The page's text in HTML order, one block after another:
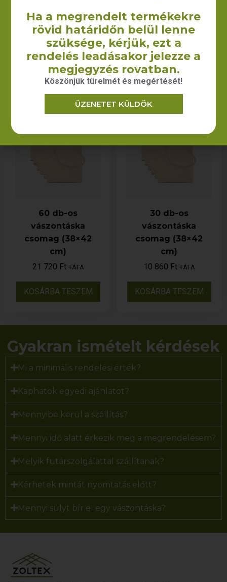
csomag (38×42
cm)
3 500Ft +ÁFA
KOSÁRBA TESZEM
csomag (38×42
cm)
25 340Ft +ÁFA
KOSÁRBA TESZEM
60 db-os
vászontáska
csomag (38×42
cm)
21 720 Ft +ÁFA
KOSÁRBA TESZEM
30 db-os
vászontáska
csomag (38×42
cm)
10 860 Ft +ÁFA
KOSÁRBA TESZEM
Gyakran ismételt kérdések
Mi a minimális rendelési érték?
Kaphatok egyedi ajánlatot?
Mennyibe kerül a szállítás?
Mennyi idő alatt érkezik meg a megrendelésem?
Melyik futárszolgálattal szállítanak?
Kérhetek mintát nyomtatás előtt?
Mennyi súlyt bír el egy vászontáska?
Ha a megrendelt termékekre
rövid határidőn belül lenne
szüksége, kérjük, ezt a
rendelés leadásakor jelezze a
megjegyzés rovatban.
Köszönjük türelmét és megértését!
ÜZENETET KÜLDÖK